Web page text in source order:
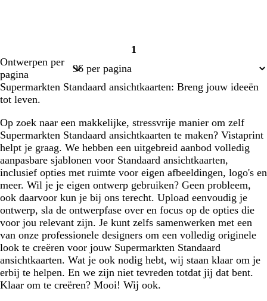
Pagina
1
Ontwerpen per
pagina
Supermarkten Standaard ansichtkaarten: Breng jouw ideeën
tot leven.
Op zoek naar een makkelijke, stressvrije manier om zelf
Supermarkten Standaard ansichtkaarten te maken? Vistaprint
helpt je graag. We hebben een uitgebreid aanbod volledig
aanpasbare sjablonen voor Standaard ansichtkaarten,
inclusief opties met ruimte voor eigen afbeeldingen, logo's en
meer. Wil je je eigen ontwerp gebruiken? Geen probleem,
ook daarvoor kun je bij ons terecht. Upload eenvoudig je
ontwerp, sla de ontwerpfase over en focus op de opties die
voor jou relevant zijn. Je kunt zelfs samenwerken met een
van onze professionele designers om een volledig originele
look te creëren voor jouw Supermarkten Standaard
ansichtkaarten. Wat je ook nodig hebt, wij staan klaar om je
erbij te helpen. En we zijn niet tevreden totdat jij dat bent.
Klaar om te creëren? Mooi! Wij ook.